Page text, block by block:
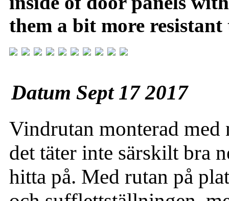
them a bit more
Datum Sept 17 2017
Vindrutan monterad med
det täter inte särskilt bra
hitta på. Med rutan på